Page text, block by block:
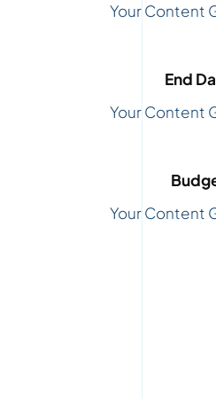
Your Content
End
Your Content
Your Content